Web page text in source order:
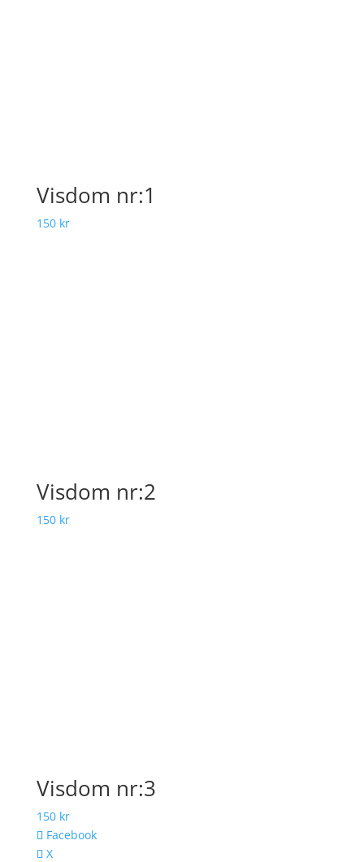
Visdom nr:1
150 kr
Visdom nr:2
150 kr
Visdom nr:3
150 kr
Facebook
X